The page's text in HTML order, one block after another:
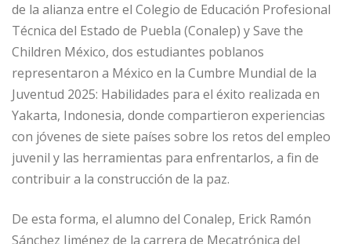
de la alianza entre el Colegio de Educación Profesional
Técnica del Estado de Puebla (Conalep) y Save the
Children México, dos estudiantes poblanos
representaron a México en la Cumbre Mundial de la
Juventud 2025: Habilidades para el éxito realizada en
Yakarta, Indonesia, donde compartieron experiencias
con jóvenes de siete países sobre los retos del empleo
juvenil y las herramientas para enfrentarlos, a fin de
contribuir a la construcción de la paz.
De esta forma, el alumno del Conalep, Erick Ramón
Sánchez Jiménez de la carrera de Mecatrónica del